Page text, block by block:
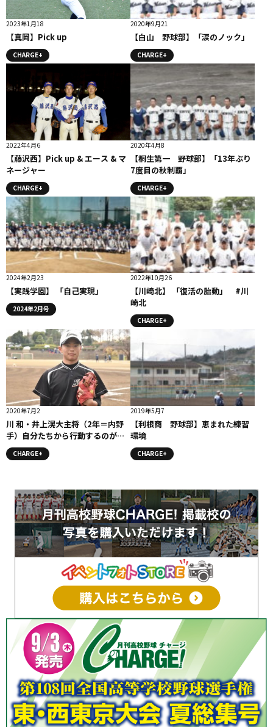
2023年1月18
【真岡】Pick up
CHARGE+
2020年9月21
【白山 野球部】「涙のノック」
CHARGE+
2022年4月6
【藤沢西】Pick up & エース & マ
ネージャー
CHARGE+
2020年4月8
【桐生第一 野球部】「13年ぶり
7度目の秋制覇」
CHARGE+
2024年2月23
【実践学園】 「自己実現」
2024年2月号
2022年10月26
【川崎北】 「復活の胎動」 #川
崎北
CHARGE+
2020年7月2
川 和・井上滉大主将（2年＝内野
手）自分たちから行動するのが川
和の野球/「パイオニア」
CHARGE+
2019年5月7
【利根商 野球部】恵まれた練習
環境
CHARGE+